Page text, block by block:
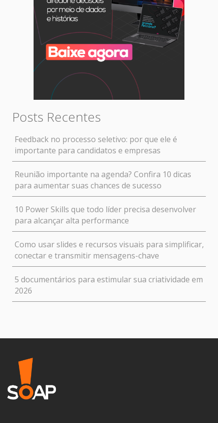
Posts Recentes
Feedback no processo seletivo: por que ele é
importante para candidatos e empresas
Reunião importante na agenda? Confira 10 dicas
para aumentar suas chances de sucesso
10 Power Skills que todo líder precisa desenvolver
para alcançar alta performance
Como usar slides e recursos visuais para simplificar,
conectar e transmitir mensagens-chave
5 documentários para estimular sua criatividade em
2026